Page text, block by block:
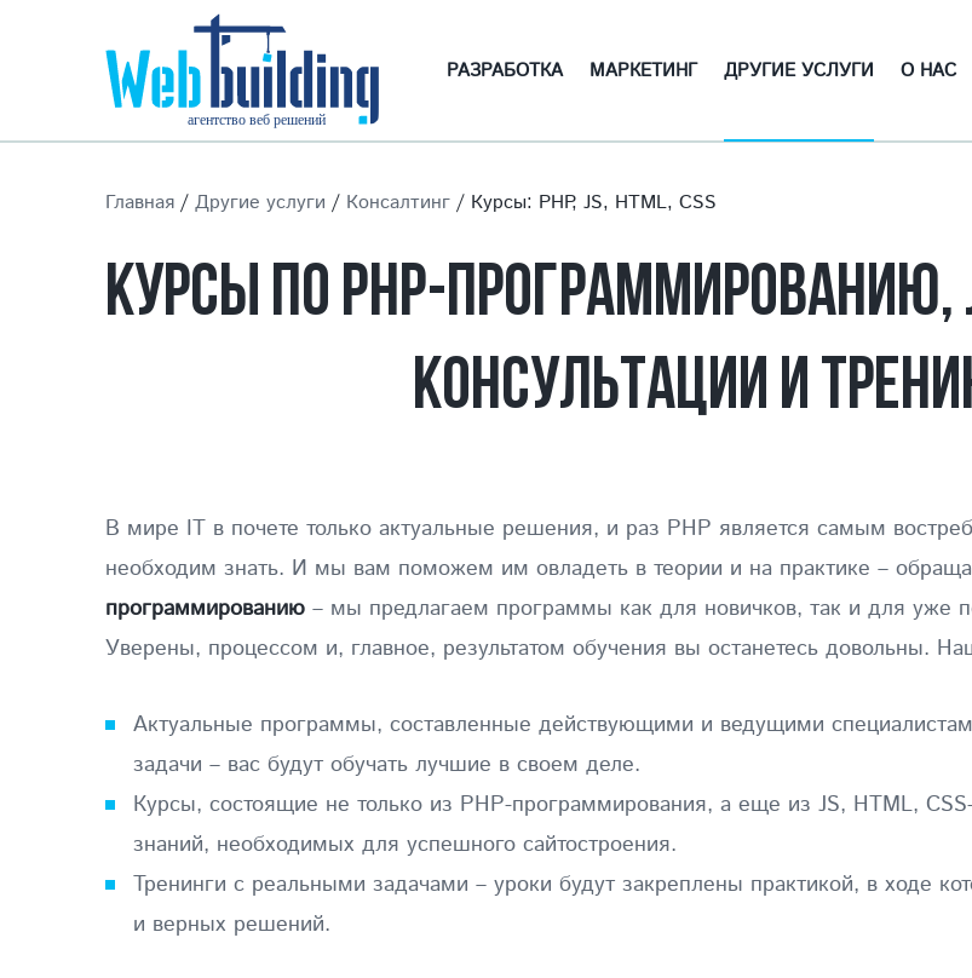
РАЗРАБОТКА МАРКЕТИНГ ДРУГИЕ УСЛУГИ О НАС
Главная / Другие услуги / Консалтинг / Курсы: PHP, JS, HTML, CSS
КУРСЫ ПО PHP-ПРОГРАММИРОВАНИЮ,
КОНСУЛЬТАЦИИ И
В мире IT в почете только актуальные решения, и раз PHP является самым
необходим знать. И мы вам поможем им овладеть в теории и на практике –
программированию – мы предлагаем программы как для новичков, так и для уже
Уверены, процессом и, главное, результатом обучения вы останетесь довольны.
Актуальные программы, составленные действующими и ведущими
задачи – вас будут обучать лучшие в своем деле.
Курсы, состоящие не только из PHP-программирования, а еще из JS, HTML,
знаний, необходимых для успешного сайтостроения.
Тренинги с реальными задачами – уроки будут закреплены практикой, в ходе
и верных решений.